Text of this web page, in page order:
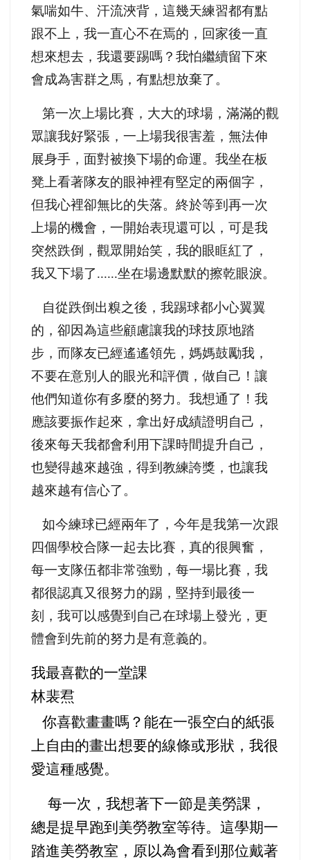
氣喘如牛、汗流浹背，這幾天練習都有點
跟不上，我一直心不在焉的，回家後一直
想來想去，我還要踢嗎？我怕繼續留下來
會成為害群之馬，有點想放棄了。
第一次上場比賽，大大的球場，滿滿的觀
眾讓我好緊張，一上場我很害羞，無法伸
展身手，面對被換下場的命運。我坐在板
凳上看著隊友的眼神裡有堅定的兩個字，
但我心裡卻無比的失落。終於等到再一次
上場的機會，一開始表現還可以，可是我
突然跌倒，觀眾開始笑，我的眼眶紅了，
我又下場了......坐在場邊默默的擦乾眼淚。
自從跌倒出糗之後，我踢球都小心翼翼
的，卻因為這些顧慮讓我的球技原地踏
步，而隊友已經遙遙領先，媽媽鼓勵我，
不要在意別人的眼光和評價，做自己！讓
他們知道你有多麼的努力。我想通了！我
應該要振作起來，拿出好成績證明自己，
後來每天我都會利用下課時間提升自己，
也變得越來越強，得到教練誇獎，也讓我
越來越有信心了。
如今練球已經兩年了，今年是我第一次跟
四個學校合隊一起去比賽，真的很興奮，
每一支隊伍都非常強勁，每一場比賽，我
都很認真又很努力的踢，堅持到最後一
刻，我可以感覺到自己在球場上發光，更
體會到先前的努力是有意義的。
我最喜歡的一堂課
林裴焄
你喜歡畫畫嗎？能在一張空白的紙張
上自由的畫出想要的線條或形狀，我很
愛這種感覺。
每一次，我想著下一節是美勞課，
總是提早跑到美勞教室等待。這學期一
踏進美勞教室，原以為會看到那位戴著